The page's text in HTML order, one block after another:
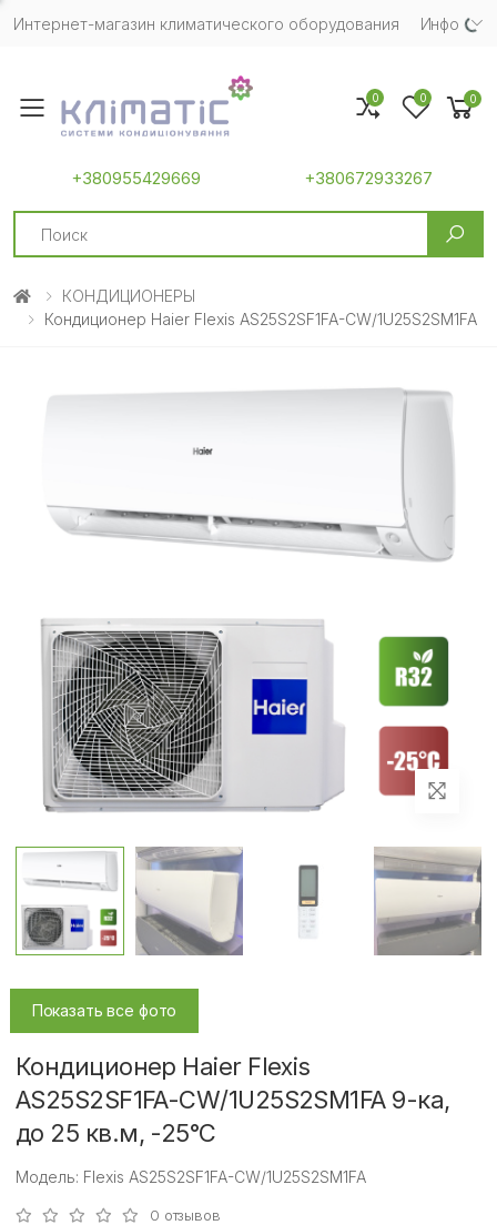
Интернет-магазин климатического оборудования Инфо
Toggle mobile menu
+380955429669 +380672933267
Search
0 0 0
КОНДИЦИОНЕРЫ
Кондиционер Haier Flexis AS25S2SF1FA-CW/1U25S2SM1FA
Показать все фото
Кондиционер Haier Flexis
AS25S2SF1FA-CW/1U25S2SM1FA 9-ка,
до 25 кв.м, -25°C
Модель: Flexis AS25S2SF1FA-CW/1U25S2SM1FA
0 отзывов